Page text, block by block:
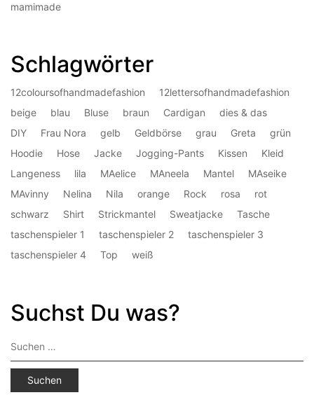
mamimade
Schlagwörter
12coloursofhandmadefashion
12lettersofhandmadefashion
beige
blau Bluse braun Cardigan
dies & das
DIY
Frau Nora gelb Geldbörse grau Greta
grün
Hoodie
Hose Jacke Jogging-Pants Kissen
Kleid
Langeness
lila MAelice MAneela Mantel
MAseike
MAvinny
Nelina Nila orange Rock rosa
rot
schwarz
Shirt Strickmantel Sweatjacke
Tasche
taschenspieler 1
taschenspieler 2
taschenspieler 3
taschenspieler 4
Top weiß
Suchst Du was?
Suchen